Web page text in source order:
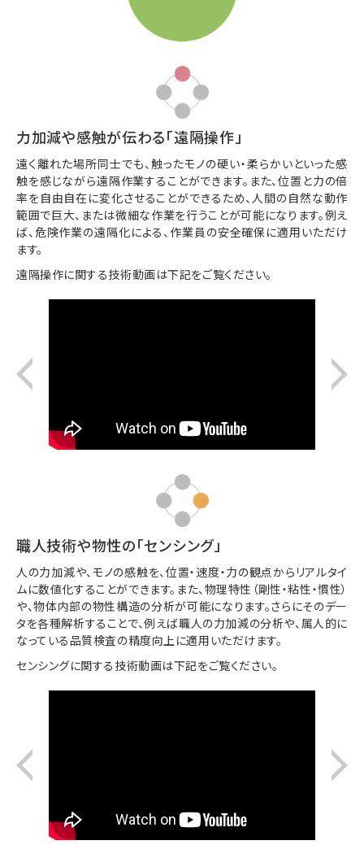
力加減や感触が伝わる「遠隔操作」
遠く離れた場所同士でも、触ったモノの硬い・柔らかいといった感
触を感じながら遠隔作業することができます。また、位置と力の倍
率を自由自在に変化させることができるため、人間の自然な動作
範囲で巨大、または微細な作業を行うことが可能になります。例え
ば、危険作業の遠隔化による、作業員の安全確保に適用いただけ
ます。
遠隔操作に関する技術動画は下記をご覧ください。
職人技術や物性の「センシング」
人の力加減や、モノの感触を、位置・速度・力の観点からリアルタイ
ムに数値化することができます。また、物理特性（剛性・粘性・慣性）
や、物体内部の物性構造の分析が可能になります。さらにそのデー
タを各種解析することで、例えば職人の力加減の分析や、属人的に
なっている品質検査の精度向上に適用いただけます。
センシングに関する技術動画は下記をご覧ください。